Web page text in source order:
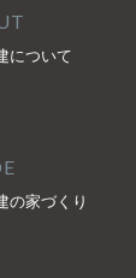
について
の家づくり